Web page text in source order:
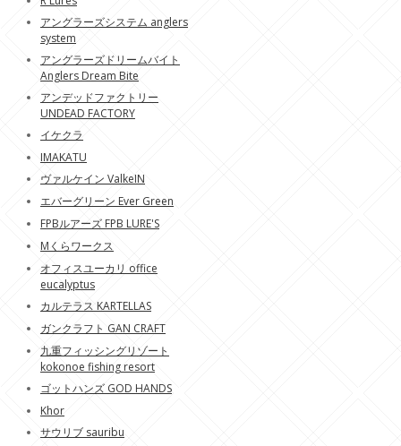
アングラーズシステム anglers
system
アングラーズドリームバイト
Anglers Dream Bite
アンデッドファクトリー
UNDEAD FACTORY
イケクラ
IMAKATU
ヴァルケイン ValkeIN
エバーグリーン Ever Green
FPBルアーズ FPB LURE'S
Mくらワークス
オフィスユーカリ office
eucalyptus
カルテラス KARTELLAS
ガンクラフト GAN CRAFT
九重フィッシングリゾート
kokonoe fishing resort
ゴットハンズ GOD HANDS
Khor
サウリブ sauribu